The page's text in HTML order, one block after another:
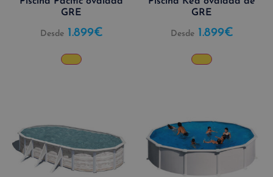
GRE
Desde 1.899€
GRE
Desde 1.899€